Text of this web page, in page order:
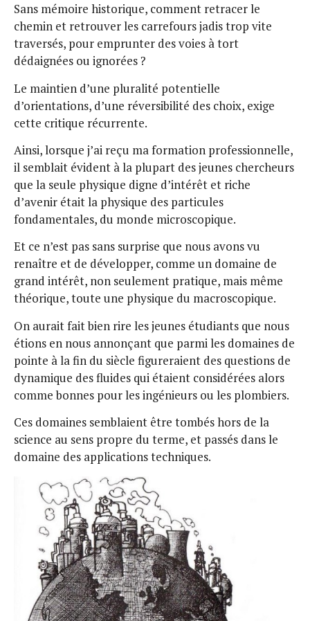
Sans mémoire historique, comment retracer le
chemin et retrouver les carrefours jadis trop vite
traversés, pour emprunter des voies à tort
dédaignées ou ignorées ?
Le maintien d’une pluralité potentielle
d’orientations, d’une réversibilité des choix, exige
cette critique récurrente.
Ainsi, lorsque j’ai reçu ma formation professionnelle,
il semblait évident à la plupart des jeunes chercheurs
que la seule physique digne d’intérêt et riche
d’avenir était la physique des particules
fondamentales, du monde microscopique.
Et ce n’est pas sans surprise que nous avons vu
renaître et de développer, comme un domaine de
grand intérêt, non seulement pratique, mais même
théorique, toute une physique du macroscopique.
On aurait fait bien rire les jeunes étudiants que nous
étions en nous annonçant que parmi les domaines de
pointe à la fin du siècle figureraient des questions de
dynamique des fluides qui étaient considérées alors
comme bonnes pour les ingénieurs ou les plombiers.
Ces domaines semblaient être tombés hors de la
science au sens propre du terme, et passés dans le
domaine des applications techniques.